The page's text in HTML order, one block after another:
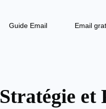
Guide Email Email
Stratégie et